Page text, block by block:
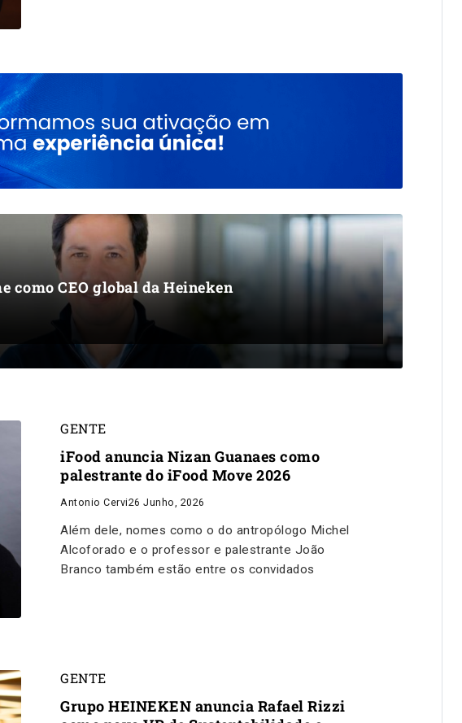
como CEO global da Heineken
GENTE
iFood anuncia Nizan Guanaes como
palestrante do iFood Move 2026
Antonio Cervi26 Junho, 2026
Além dele, nomes como o do antropólogo Michel
Alcoforado e o professor e palestrante João
Branco também estão entre os convidados
GENTE
Grupo HEINEKEN anuncia Rafael Rizzi